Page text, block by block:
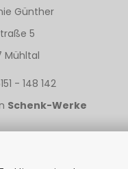
Günther
5
Mühltal
- 148 142
Schenk-Werke